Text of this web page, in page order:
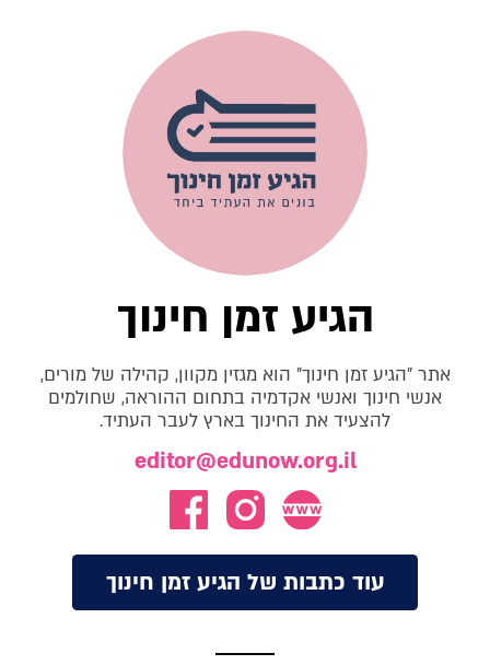
הגיע זמן חינוך
אתר "הגיע זמן חינוך" הוא מגזין מקוון, קהילה של מורים,
אנשי חינוך ואנשי אקדמיה בתחום ההוראה, שחולמים
להצעיד את החינוך בארץ לעבר העתיד.
editor@edunow.org.il
עוד כתבות של הגיע זמן חינוך